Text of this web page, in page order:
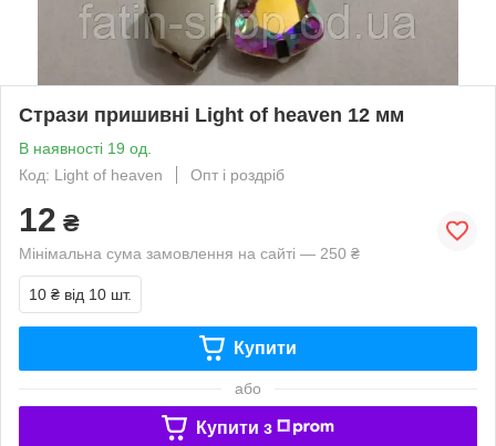
Стрази пришивні Light of heaven 12 мм
В наявності 19 од.
Код: Light of heaven
Опт і роздріб
12 ₴
Мінімальна сума замовлення на сайті — 250 ₴
10 ₴ від 10 шт.
Купити
або
Купити з